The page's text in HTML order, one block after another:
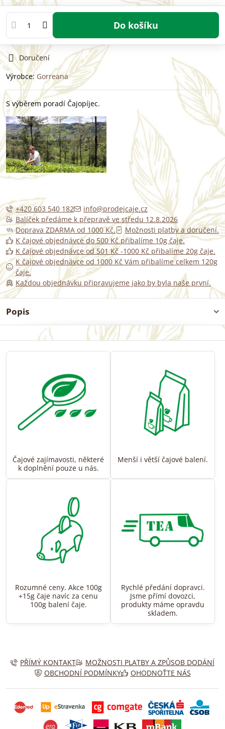
Do košíku
Doručení
Výrobce: Gorreana
S výběrem poradí Čajopíjec.
+420 603 540 182
info@prodejcaje.cz
Balíček předáme k přepravě ve středu 12.8.2026
Doprava ZDARMA od 1000 Kč.
Možnosti platby a doručení.
K čajové objednávce do 500 Kč přibalíme 10g čaje.
K čajové objednávce od 501 Kč -1000 Kč přibalíme 20g čaje.
K čajové objednávce od 1000 Kč Vám přibalíme celkem 120g
čaje.
Každou objednávku připravujeme jako by byla naše první.
Popis
Čajové zajímavosti, některé
k doplnění pouze u nás.
Menší i větší čajové balení.
Rozumné ceny. Akce 100g
+15g čaje navíc za cenu
100g balení čaje.
Rychlé předání dopravci.
Jsme přímí dovozci,
produkty máme opravdu
skladem.
PŘÍMÝ KONTAKT
MOŽNOSTI PLATBY A ZPŮSOB DODÁNÍ
OBCHODNÍ PODMÍNKY
OHODNOŤTE NÁS